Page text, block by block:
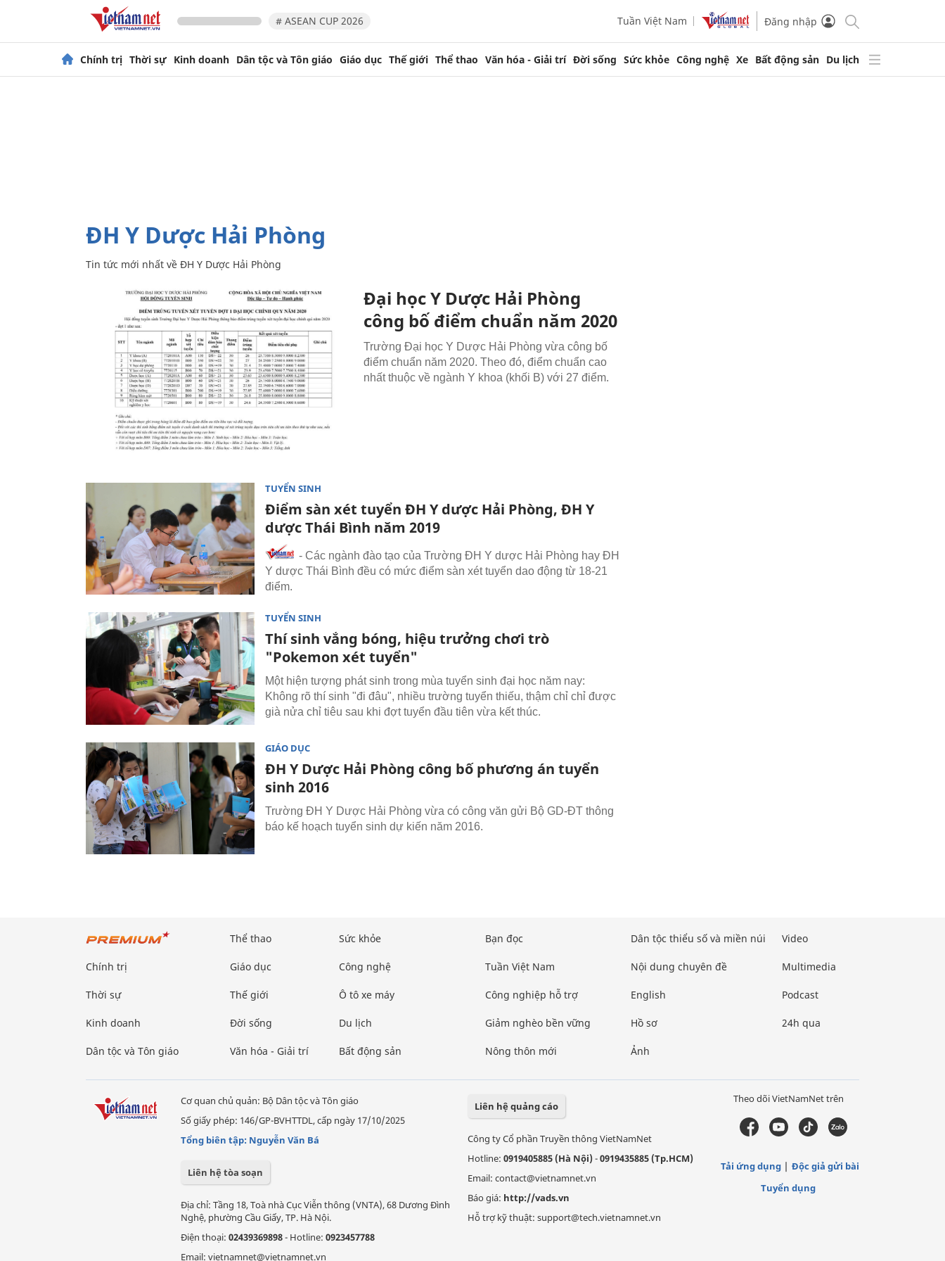
# ASEAN CUP 2026 Tuần Việt Nam Đăng nhập
Chính trị Thời sự Kinh doanh Dân tộc và Tôn giáo Giáo dục Thế giới Thể thao Văn hóa - Giải trí Đời sống Sức khỏe Công nghệ Xe Bất động sản Du lịch
ĐH Y Dược Hải Phòng
Tin tức mới nhất về ĐH Y Dược Hải Phòng
Đại học Y Dược Hải Phòng
công bố điểm chuẩn năm 2020
Trường Đại học Y Dược Hải Phòng vừa công bố
điểm chuẩn năm 2020. Theo đó, điểm chuẩn cao
nhất thuộc về ngành Y khoa (khối B) với 27 điểm.
TUYỂN SINH
Điểm sàn xét tuyển ĐH Y dược Hải Phòng, ĐH Y
dược Thái Bình năm 2019
- Các ngành đào tạo của Trường ĐH Y dược Hải Phòng hay ĐH
Y dược Thái Bình đều có mức điểm sàn xét tuyển dao động từ 18-21
điểm.
TUYỂN SINH
Thí sinh vắng bóng, hiệu trưởng chơi trò
"Pokemon xét tuyển"
Một hiện tượng phát sinh trong mùa tuyển sinh đại học năm nay:
Không rõ thí sinh "đi đâu", nhiều trường tuyển thiếu, thậm chỉ chỉ được
già nửa chỉ tiêu sau khi đợt tuyển đầu tiên vừa kết thúc.
GIÁO DỤC
ĐH Y Dược Hải Phòng công bố phương án tuyển
sinh 2016
Trường ĐH Y Dược Hải Phòng vừa có công văn gửi Bộ GD-ĐT thông
báo kế hoạch tuyển sinh dự kiến năm 2016.
Chính trị
Thời sự
Kinh doanh
Dân tộc và Tôn giáo
Thể thao
Giáo dục
Thế giới
Đời sống
Văn hóa - Giải trí
Sức khỏe
Công nghệ
Ô tô xe máy
Du lịch
Bất động sản
Bạn đọc
Tuần Việt Nam
Công nghiệp hỗ trợ
Giảm nghèo bền vững
Nông thôn mới
Dân tộc thiểu số và miền núi
Nội dung chuyên đề
English
Hồ sơ
Ảnh
Video
Multimedia
Podcast
24h qua
Cơ quan chủ quản: Bộ Dân tộc và Tôn giáo
Số giấy phép: 146/GP-BVHTTDL, cấp ngày 17/10/2025
Tổng biên tập: Nguyễn Văn Bá
Liên hệ tòa soạn
Địa chỉ: Tầng 18, Toà nhà Cục Viễn thông (VNTA), 68 Dương Đình
Nghệ, phường Cầu Giấy, TP. Hà Nội.
Điện thoại: 02439369898- Hotline: 0923457788
Email: vietnamnet@vietnamnet.vn
Liên hệ quảng cáo
Công ty Cổ phần Truyền thông VietNamNet
Hotline: 0919405885 (Hà Nội)-0919435885 (Tp.HCM)
Email: contact@vietnamnet.vn
Báo giá: http://vads.vn
Hỗ trợ kỹ thuật: support@tech.vietnamnet.vn
Theo dõi VietNamNet trên
Tải ứng dụng
Độc giả gửi bài
Tuyển dụng